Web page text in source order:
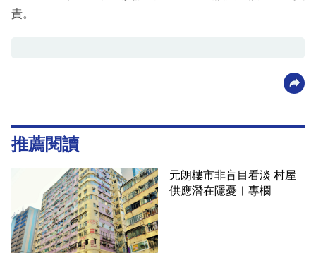
責。
推薦閱讀
元朗樓市非盲目看淡 村屋
供應潛在隱憂︳專欄